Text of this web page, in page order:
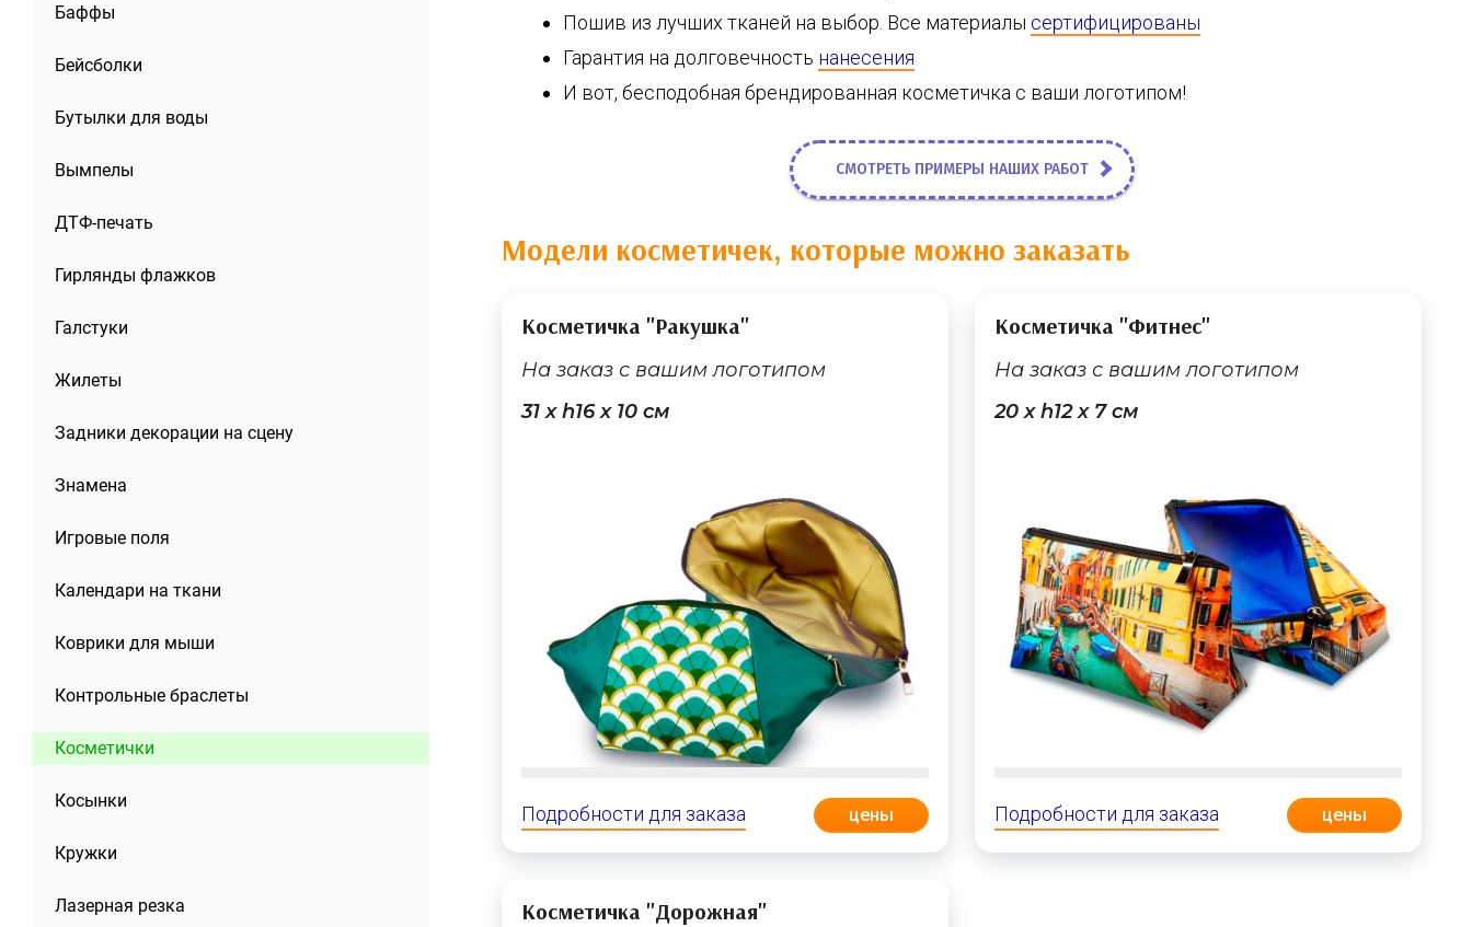
Баффы
Бейсболки
Бутылки для воды
Вымпелы
ДТФ-печать
Гирлянды флажков
Галстуки
Жилеты
Задники декорации на сцену
Знамена
Игровые поля
Календари на ткани
Коврики для мыши
Контрольные браслеты
Косметички
Косынки
Кружки
Лазерная резка
Пошив из лучших тканей на выбор. Все материалы сертифицированы
Гарантия на долговечность нанесения
И вот, бесподобная брендированная косметичка с ваши логотипом!
СМОТРЕТЬ ПРИМЕРЫ НАШИХ РАБОТ
Модели косметичек, которые можно заказать
Косметичка "Ракушка"
На заказ с вашим логотипом
31 х h16 х 10 cм
Подробности для заказа цены
Косметичка "Фитнес"
На заказ с вашим логотипом
20 х h12 х 7 cм
Подробности для заказа цены
Косметичка "Дорожная"